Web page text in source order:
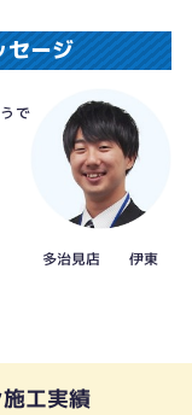
セージ
で
多治見店 伊東
工実績